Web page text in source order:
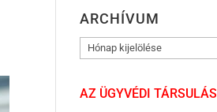
ARCHÍVUM
ARCHÍVUM
AZ ÜGYVÉDI TÁRSULÁS